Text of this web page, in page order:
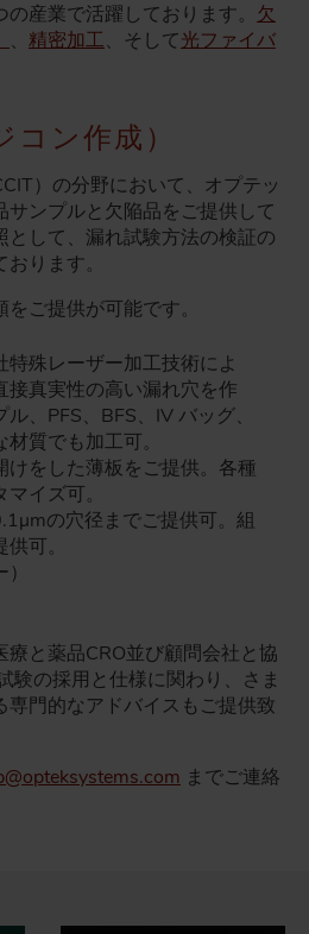
産業で活躍しております。 欠
、 精密加工、そして光ファイバ
コン作成）
）の分野において、オプテッ
サンプルと欠陥品をご提供して
として、漏れ試験方法の検証の
ります。
ご提供が可能です。
特殊レーザー加工技術によ
接真実性の高い漏れ穴を作
、PFS、BFS、IV バッグ、
質でも加工可。
けをした薄板をご提供。各種
イズ可。
の穴径までご提供可。組
可。
療と薬品CRO並び顧問会社と協
験の採用と仕様に関わり、さま
専門的なアドバイスもご提供致
までご連絡